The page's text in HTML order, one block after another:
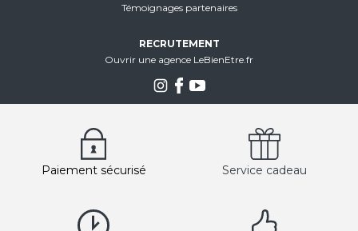
Témoignages partenaires
RECRUTEMENT
Ouvrir une agence LeBienEtre.fr
Paiement sécurisé Service cadeau